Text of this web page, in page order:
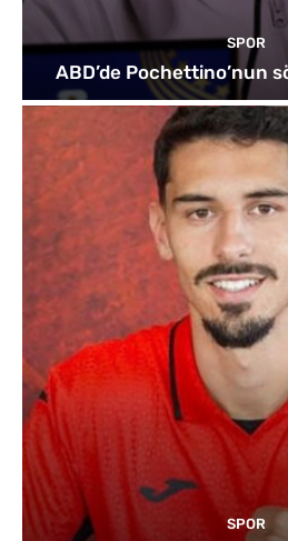
SPOR
ABD’de Pochettino’nun
SPOR